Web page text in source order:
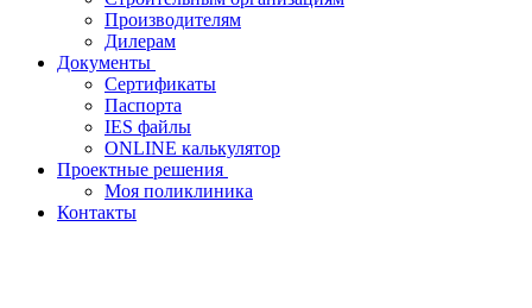
Производителям
Дилерам
Документы
Сертификаты
Паспорта
IES файлы
ONLINE калькулятор
Проектные решения
Моя поликлиника
Контакты